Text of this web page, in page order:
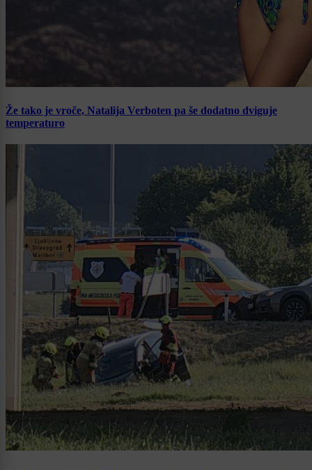
Že tako je vroče, Natalija Verboten pa še dodatno dviguje
temperaturo